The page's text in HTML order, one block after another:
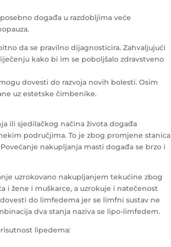
događa u razdobljima veće
da se pravilno dijagnosticira. Zahvaljujući
kako bi im se poboljšalo zdravstveno
dovesti do razvoja novih bolesti. Osim
uz estetske čimbenike.
ili sjedilačkog načina života događa
područjima. To je zbog promjene stanica
nakupljanja masti događa se brzo i
uzrokovano nakupljanjem tekućine zbog
i žene i muškarce, a uzrokuje i natečenost
do limfedema jer se limfni sustav ne
dva stanja naziva se lipo-limfedem.
lipedema: